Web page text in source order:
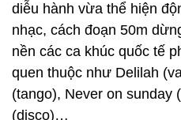
diễu hành vừa thể hiện
nhạc, cách đoạn 50m
nền các ca khúc quốc tế
quen thuộc như Delilah
(tango), Never on sunday
(disco)…